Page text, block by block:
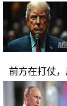
前方在打仗，